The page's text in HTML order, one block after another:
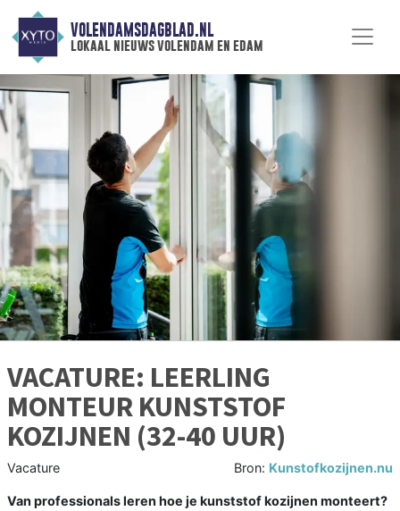
VOLENDAMSDAGBLAD.NL
lokaal nieuws volendam en edam
VACATURE: LEERLING
MONTEUR KUNSTSTOF
KOZIJNEN (32-40 UUR)
Vacature Bron: Kunstofkozijnen.nu
Van professionals leren hoe je kunststof kozijnen monteert?